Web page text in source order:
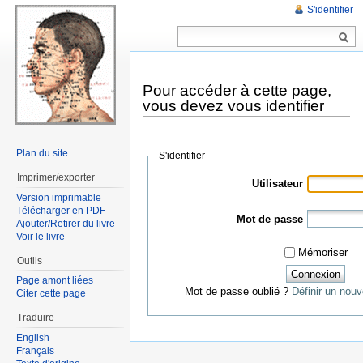
Pour accéder à cette page,
vous devez vous identifier
S'identifier
Utilisateur
Mot de passe
Mémoriser
Mot de passe oublié ? Définir un
S'identifier
Plan du site
Imprimer/exporter
Version imprimable
Télécharger en PDF
Ajouter/Retirer du livre
Voir le livre
Outils
Page amont liées
Citer cette page
Traduire
English
Français